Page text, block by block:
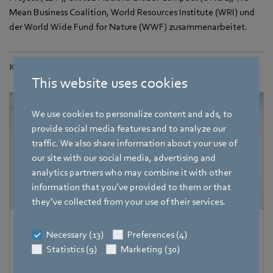
This website uses cookies
We use cookies to personalize content and ads, to
provide social media features and to analyze our
traffic. We also share information about your use of
our site with our social media, advertising and
analytics partners who may combine it with other
information that you’ve provided to them or that
they’ve collected from your use of their services.
Necessary (13)
Preferences (4)
Statistics (9)
Marketing (30)
Mean Business Coalition, World Resources Institute (WRI) und
der World Wide Fund for Nature (WWF) zusammenarbeitet.
Kontakt
Hauke Hannig
Bereichsleiter Unternehmenskommunikation & Politik